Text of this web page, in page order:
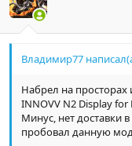
Владимир77
Набрел на просторах
INNOVV N2 Display
Минус, нет доставки
пробовал данную